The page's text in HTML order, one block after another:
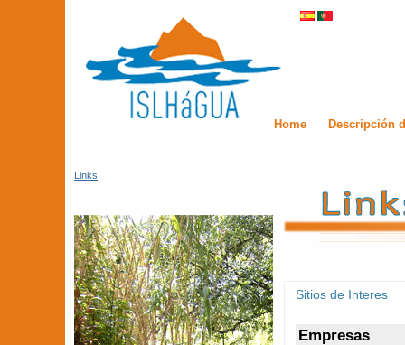
Home Descripción
Links
Sitios de Interes
Empresas